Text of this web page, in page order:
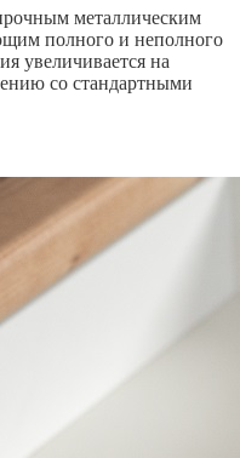
металлическим
полного и неполного
увеличивается на
со стандартными